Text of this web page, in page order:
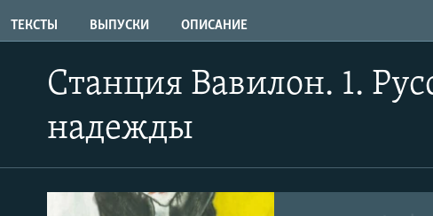
ТЕКСТЫ ВЫПУСКИ ОПИСАНИЕ
Станция Вавилон. 1.
надежды